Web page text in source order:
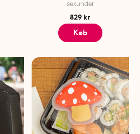
sekunder
829 kr
Køb